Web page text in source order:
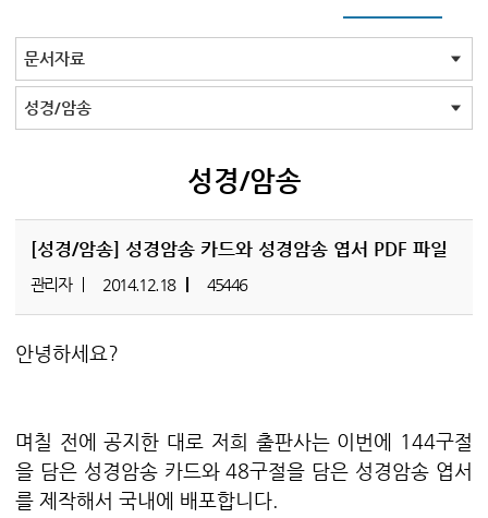
교회Q&A
문서자료
설교자료
기타자료
서창캠퍼스
문서자료 전체
강해pdf
도표및지도
성경/암송
성경/암송
[성경/암송] 성경암송 카드와 성경암송 엽서 PDF 파일
관리자 2014.12.18 45446
안녕하세요?
며칠 전에 공지한 대로 저희 출판사는 이번에 144구절
을 담은 성경암송 카드와 48구절을 담은 성경암송 엽서
를 제작해서 국내에 배포합니다.